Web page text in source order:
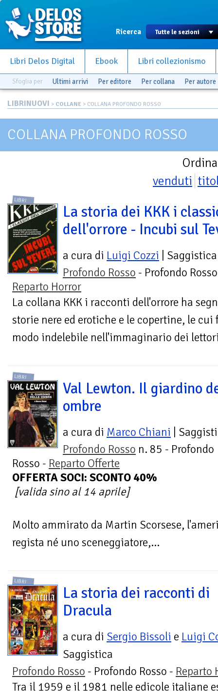
Ricerca
Libri Delos Digital Ebook Libri collezionismo
Sfoglia per Ultimi arrivi Per editore Per collana Per autore
LIBRINUOVI > COLLANE > COLLANA PROFONDO ROSSO
COLLANA PROFONDO ROSSO
venduti
LIBRI
La storia dei KKK i
dell'orrore - Incubi sul
a cura di Luigi Cozzi | Saggistica
Profondo Rosso - Profondo
Reparto Horror
La collana KKK i racconti dell'orrore ha
storie nere ed erotiche e le copertine, le
modo indelebile nell'immaginario dei
LIBRI
Val Lewton. Il giardino
ombre
a cura di Marco Chiani |
Profondo Rosso n. 85 - Profondo
Rosso - Reparto Offerte
OFFERTA SOCI: SCONTO 40%
[valida sino al 14 aprile]
Molto ammirato da Martin Scorsese,
regista né uno sceneggiatore,...
LIBRI
La storia dei racconti di
Dracula
a cura di Sergio Bissoli e Luigi
Saggistica
Profondo Rosso - Profondo Rosso - Reparto
Tra il 1959 e il 1981 nelle edicole italiane